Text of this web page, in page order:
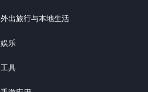
外出旅行与本地生活
娱乐
工具